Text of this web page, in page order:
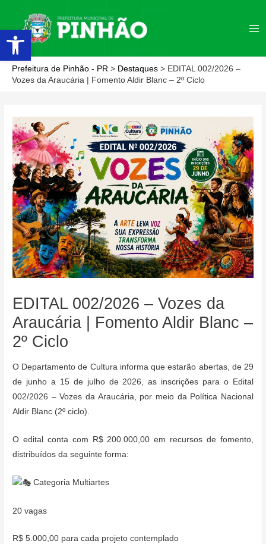
Abrir a barra de ferramentas
conteúdo
Prefeitura de Pinhão - PR > Destaques > EDITAL 002/2026 –
Vozes da Araucária | Fomento Aldir Blanc – 2º Ciclo
EDITAL 002/2026 – Vozes da
Araucária | Fomento Aldir Blanc –
2º Ciclo
O Departamento de Cultura informa que estarão abertas, de 29
de junho a 15 de julho de 2026, as inscrições para o Edital
002/2026 – Vozes da Araucária, por meio da Política Nacional
Aldir Blanc (2º ciclo).
O edital conta com R$ 200.000,00 em recursos de fomento,
distribuídos da seguinte forma:
Categoria Multiartes
20 vagas
R$ 5.000,00 para cada projeto contemplado